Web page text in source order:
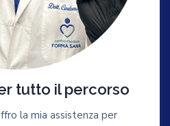
tutto il percorso
la mia assistenza per